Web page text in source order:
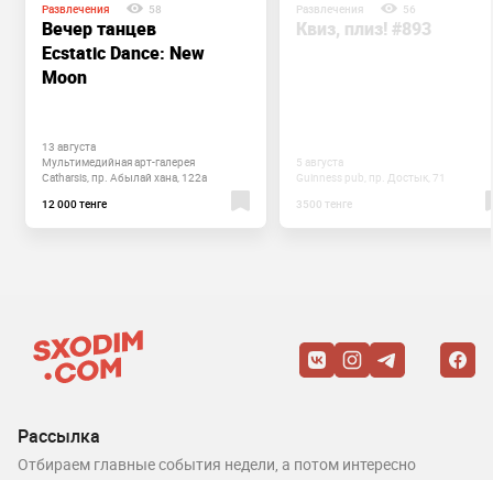
Развлечения 58
Вечер танцев
Ecstatic Dance: New
Moon
13 августа
Мультимедийная ​арт-галерея
Catharsis, пр. Абылай хана, 122а
12 000 тенге
Развлечения 56
Квиз, плиз! #893
5 августа
Guinness pub, пр. Достык, 71
3500 тенге
Рассылка
Отбираем главные события недели, а потом интересно